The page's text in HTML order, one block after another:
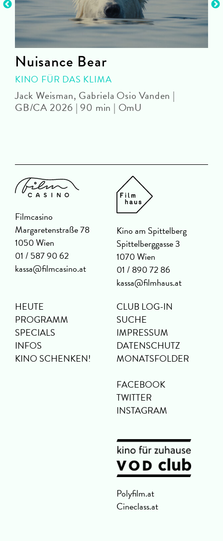
Nuisance Bear
KINO FÜR DAS KLIMA
Jack Weisman, Gabriela Osio Vanden |
GB/CA 2026 | 90 min | OmU
Filmcasino
Margaretenstraße 78
1050 Wien
01 / 587 90 62
kassa@filmcasino.at
Kino am Spittelberg
Spittelberggasse 3
1070 Wien
01 / 890 72 86
kassa@filmhaus.at
HEUTE
PROGRAMM
SPECIALS
INFOS
KINO SCHENKEN!
CLUB LOG-IN
SUCHE
IMPRESSUM
DATENSCHUTZ
MONATSFOLDER
FACEBOOK
TWITTER
INSTAGRAM
Polyfilm.at
Cineclass.at